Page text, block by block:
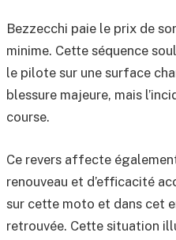
Bezzecchi paie le prix de
minime. Cette séquence
le pilote sur une surface
blessure majeure, mais
course.
Ce revers affecte
renouveau et d’efficacité
sur cette moto et dans cet
retrouvée. Cette situation